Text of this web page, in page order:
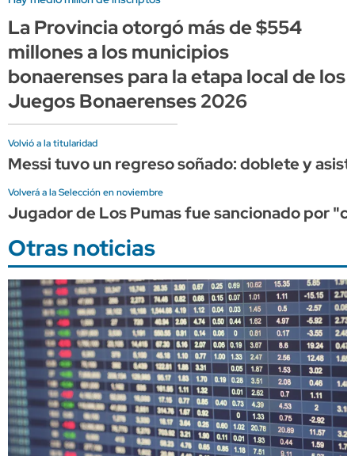
La Provincia otorgó más de $554
millones a los municipios
bonaerenses para la etapa local de los
Juegos Bonaerenses 2026
Volvió a la titularidad
Messi tuvo un regreso soñado: doblete y
Volverá a la Selección en noviembre
Jugador de Los Pumas fue sancionado por
Otras noticias